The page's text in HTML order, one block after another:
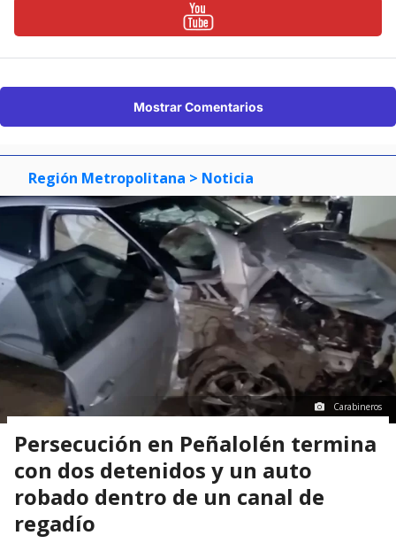
Mostrar Comentarios
Región Metropolitana > Noticia
Carabineros
Persecución en Peñalolén termina
con dos detenidos y un auto
robado dentro de un canal de
regadío